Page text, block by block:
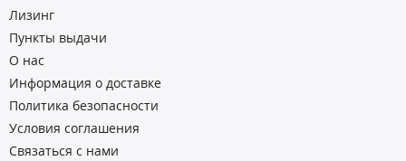
Лизинг
Пункты выдачи
О нас
Информация о доставке
Политика безопасности
Условия соглашения
Связаться с нами